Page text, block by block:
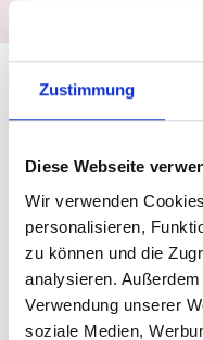
Zustimmung
Diese Webseite
Wir verwenden
personalisieren,
zu können und die
analysieren.
Verwendung unserer
soziale Medien,